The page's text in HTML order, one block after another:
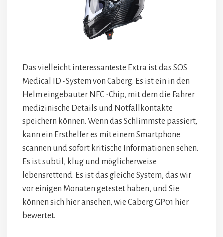
Das vielleicht interessanteste Extra ist das SOS
Medical ID -System von Caberg. Es ist ein in den
Helm eingebauter NFC -Chip, mit dem die Fahrer
medizinische Details und Notfallkontakte
speichern können. Wenn das Schlimmste passiert,
kann ein Ersthelfer es mit einem Smartphone
scannen und sofort kritische Informationen sehen.
Es ist subtil, klug und möglicherweise
lebensrettend. Es ist das gleiche System, das wir
vor einigen Monaten getestet haben, und Sie
können sich hier ansehen, wie Caberg GP01 hier
bewertet.